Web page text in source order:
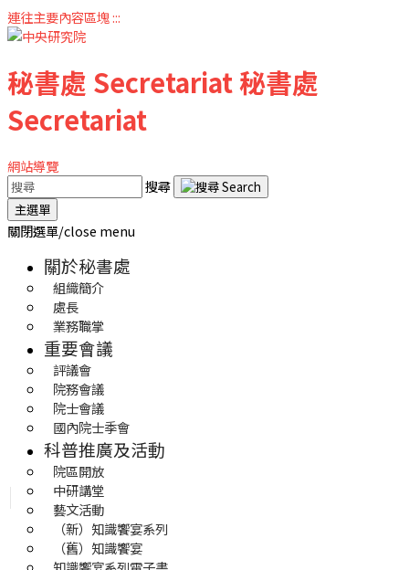
連往主要內容區塊:::
秘書處 Secretariat秘書處
Secretariat
網站導覽
搜尋
主選單
關閉選單/close menu
關於秘書處
組織簡介
處長
業務職掌
重要會議
評議會
院務會議
院士會議
國內院士季會
科普推廣及活動
院區開放
中研講堂
藝文活動
（新）知識饗宴系列
（舊）知識饗宴